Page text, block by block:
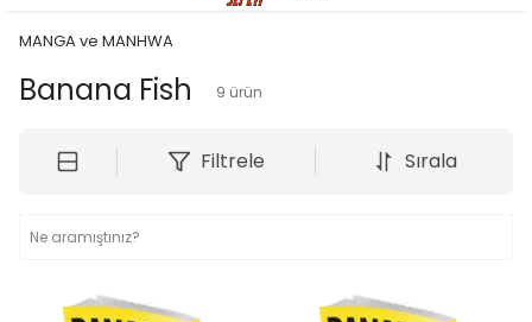
MANGA ve MANHWA
Banana Fish 9 ürün
Filtrele Sırala